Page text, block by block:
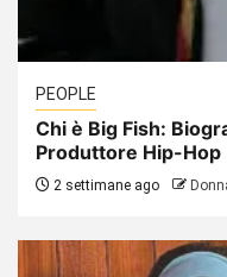
PEOPLE
Chi è Big Fish:
Produttore Hip-Hop
2 settimane ago